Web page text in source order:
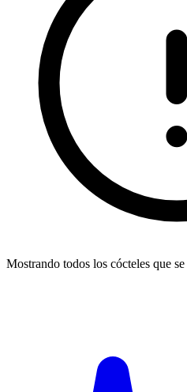
Mostrando todos los cócteles que